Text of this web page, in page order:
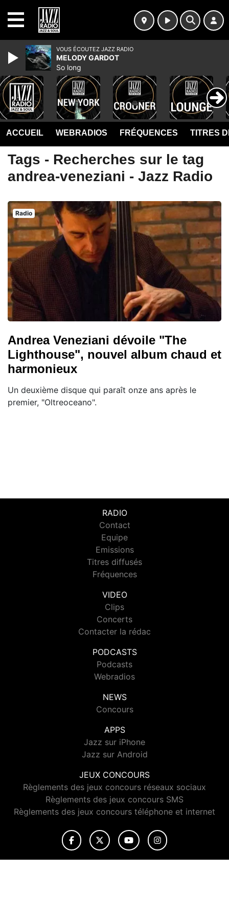
ACCUEIL WEBRADIOS FRÉQUENCES TITRES
Tags - Recherches sur le tag
andrea-veneziani - Jazz Radio
Radio
Andrea Veneziani dévoile "The
Lighthouse", nouvel album chaud et
harmonieux
Un deuxième disque qui paraît onze ans après le
premier, "Oltreoceano".
RADIO
Contact
Equipe
Emissions
Titres diffusés
Fréquences
VIDEO
Clips
Concerts
Contacter la rédac
PODCASTS
Podcasts
Webradios
NEWS
Concours
APPS
Jazz sur iPhone
Jazz sur Android
JEUX CONCOURS
Règlements des jeux concours réseaux sociaux
Règlements des jeux concours SMS
Règlements des jeux concours téléphone et internet
VOUS ÉCOUTEZ JAZZ RADIO
MELODY GARDOT
So long